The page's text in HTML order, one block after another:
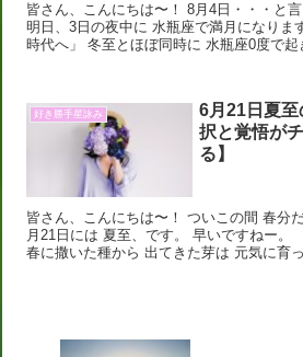
皆さん、こんにちは〜！ 8月4日・・・と
明日、3日の夜中に 水瓶座で満月になりま
時代へ」 冬至とほぼ同時に 水瓶座0度で
好き勝手星詠み
6月21日夏
択と覚悟が
る】
皆さん、こんにちは〜！ ついこの間 春分
月21日には 夏至、です。 早いですねー。
春に撒いた種から 出てきた芽は 元気に育